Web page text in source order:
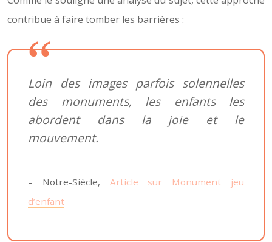
contribue à faire tomber les barrières :
Loin des images parfois solennelles
des monuments, les enfants les
abordent dans la joie et le
mouvement.
– Notre-Siècle, Article sur Monument jeu
d’enfant